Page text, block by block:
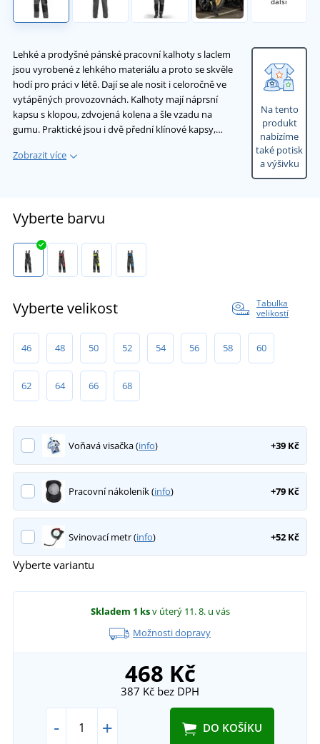
Lehké a prodyšné pánské pracovní kalhoty s laclem
jsou vyrobené z lehkého materiálu a proto se skvěle
hodí pro práci v létě. Dají se ale nosit i celoročně ve
vytápěných provozovnách. Kalhoty mají náprsní
kapsu s klopou, zdvojená kolena a šle vzadu na
gumu. Praktické jsou i dvě přední klínové kapsy,…
Zobrazit více
Na tento
produkt
nabízíme
také potisk
a výšivku
Vyberte barvu
Vyberte velikost
Tabulka
velikostí
46 48 50 52 54 56 58 60
62 64 66 68
Voňavá visačka (info) +39 Kč
Pracovní nákoleník (info) +79 Kč
Svinovací metr (info) +52 Kč
Vyberte variantu
Skladem 1 ksv úterý 11. 8. u vás
Možnosti dopravy
468 Kč
387 Kč bez DPH
- + DO KOŠÍKU